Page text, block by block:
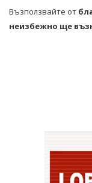
Възползвайте от
неизбежно ще